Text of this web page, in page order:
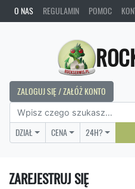
O NAS REGULAMIN POMOC
ZALOGUJ SIĘ / ZAŁÓŻ KONTO
DZIAŁ CENA 24H?
ZAREJESTRUJ SIĘ